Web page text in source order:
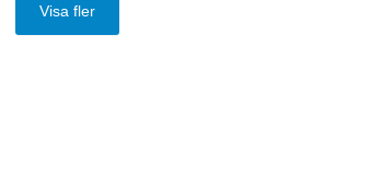
Visa fler